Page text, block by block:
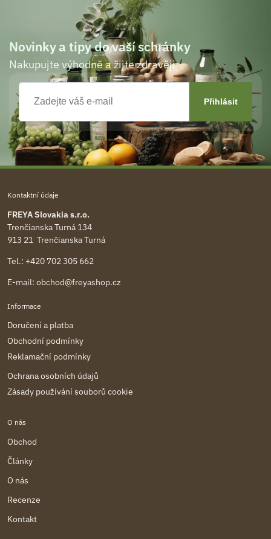
Novinky a tipy do vaší schránky
Nakupujte výhodně a žijte zdravěji
Kontaktní údaje
FREYA Slovakia s.r.o.
Trenčianska Turná 134
913 21 Trenčianska Turná
Tel.: +420 702 305 662
E-mail: obchod@freyashop.cz
Informace
Doručení a platba
Obchodní podmínky
Reklamační podmínky
Ochrana osobních údajů
Zásady používání souborů cookie
O nás
Obchod
Články
O nás
Recenze
Kontakt